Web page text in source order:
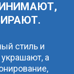
стиль и
а